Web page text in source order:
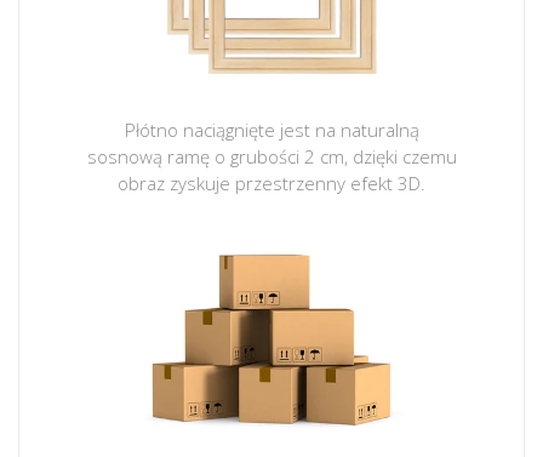
Płótno naciągnięte jest na naturalną
sosnową ramę o grubości 2 cm, dzięki czemu
obraz zyskuje przestrzenny efekt 3D.